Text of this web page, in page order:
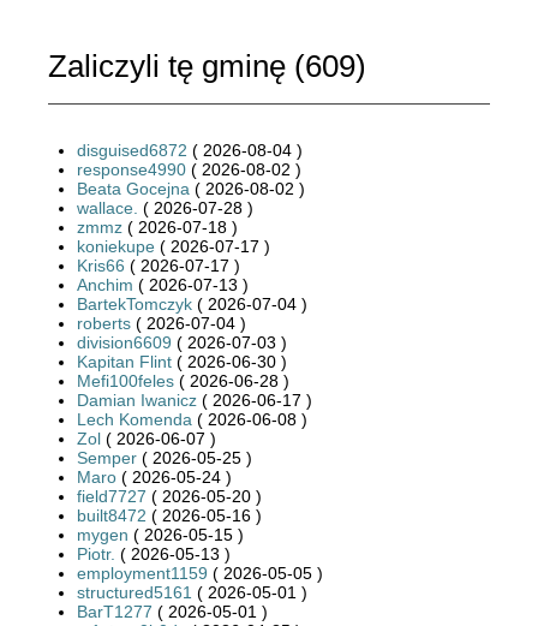
Zaliczyli tę gminę (609)
disguised6872 ( 2026-08-04 )
response4990 ( 2026-08-02 )
Beata Gocejna ( 2026-08-02 )
wallace. ( 2026-07-28 )
zmmz ( 2026-07-18 )
koniekupe ( 2026-07-17 )
Kris66 ( 2026-07-17 )
Anchim ( 2026-07-13 )
BartekTomczyk ( 2026-07-04 )
roberts ( 2026-07-04 )
division6609 ( 2026-07-03 )
Kapitan Flint ( 2026-06-30 )
Mefi100feles ( 2026-06-28 )
Damian Iwanicz ( 2026-06-17 )
Lech Komenda ( 2026-06-08 )
Zol ( 2026-06-07 )
Semper ( 2026-05-25 )
Maro ( 2026-05-24 )
field7727 ( 2026-05-20 )
built8472 ( 2026-05-16 )
mygen ( 2026-05-15 )
Piotr. ( 2026-05-13 )
employment1159 ( 2026-05-05 )
structured5161 ( 2026-05-01 )
BarT1277 ( 2026-05-01 )